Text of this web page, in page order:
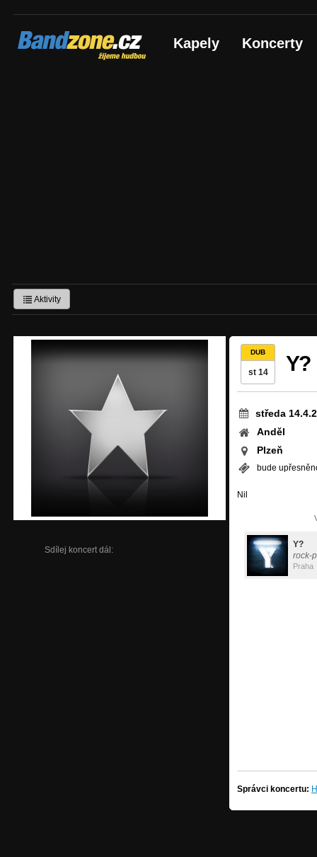
Bandzone.cz
žijeme hudbou Kapely Koncerty
Aktivity
Sdílej koncert dál:
DUB
st 14 Y?
středa
Anděl
Plzeň
bude
Nil
Y?
rock-
Praha
Správci koncertu: